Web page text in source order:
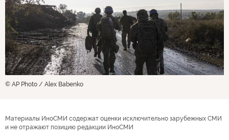
© AP Photo / Alex Babenko
Материалы ИноСМИ содержат оценки исключительно зарубежных СМИ
и не отражают позицию редакции ИноСМИ